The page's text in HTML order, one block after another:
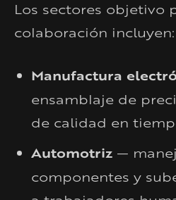
Los sectores objetivo
colaboración incluyen:
Manufactura
ensamblaje de
de calidad en
Automotriz —
componentes y